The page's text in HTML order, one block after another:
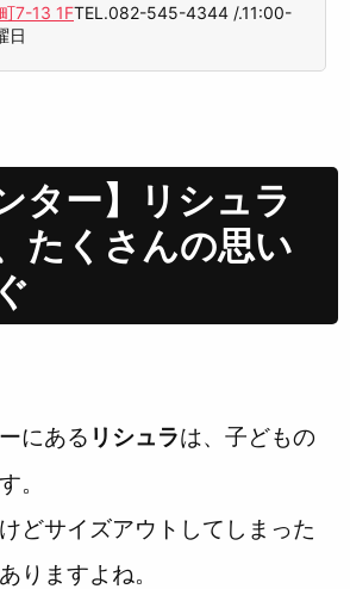
7-13 1FTEL.082-545-4344 /.11:00-
日
ター】リシュラ
たくさんの思い
にある リシュラは、子どもの
。
どサイズアウトしてしまった
りますよね。